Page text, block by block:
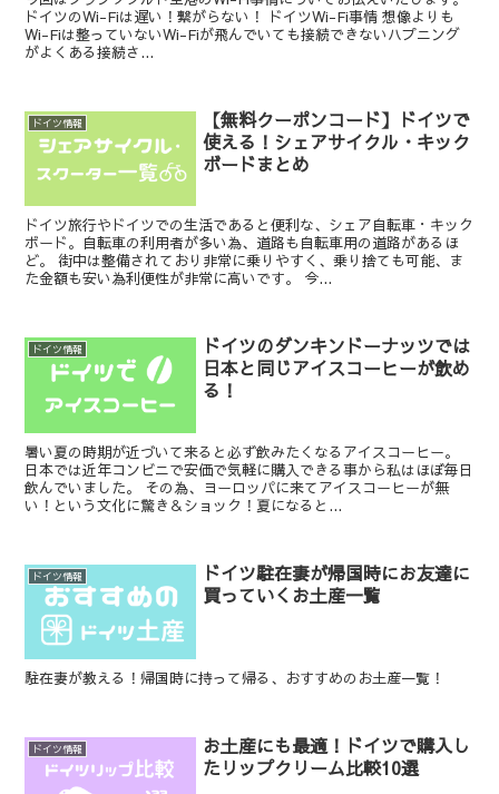
ドイツのWi-Fiは遅い！繋がらない！ ドイツWi-Fi事情 想像よりも
Wi-Fiは整っていないWi-Fiが飛んでいても接続できないハプニング
がよくある接続さ...
ドイツ情報
【無料クーポンコード】ドイツで
使える！シェアサイクル・キック
ボードまとめ
ドイツ旅行やドイツでの生活であると便利な、シェア自転車・キック
ボード。自転車の利用者が多い為、道路も自転車用の道路があるほ
ど。 街中は整備されており非常に乗りやすく、乗り捨ても可能、ま
た金額も安い為利便性が非常に高いです。 今...
ドイツ情報
ドイツのダンキンドーナッツでは
日本と同じアイスコーヒーが飲め
る！
暑い夏の時期が近づいて来ると必ず飲みたくなるアイスコーヒー。
日本では近年コンビニで安価で気軽に購入できる事から私はほぼ毎日
飲んでいました。 その為、ヨーロッパに来てアイスコーヒーが無
い！という文化に驚き＆ショック！夏になると...
ドイツ情報
ドイツ駐在妻が帰国時にお友達に
買っていくお土産一覧
駐在妻が教える！帰国時に持って帰る、おすすめのお土産一覧！
ドイツ情報
お土産にも最適！ドイツで購入し
たリップクリーム比較10選